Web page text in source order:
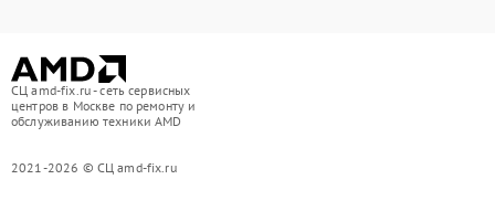
СЦ amd-fix.ru - сеть сервисных
центров в Москве по ремонту и
обслуживанию техники AMD
2021-2026 © СЦ amd-fix.ru